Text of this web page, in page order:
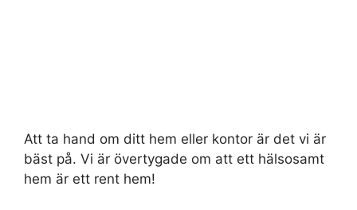
Att ta hand om ditt hem eller kontor är det vi är
bäst på. Vi är övertygade om att ett hälsosamt
hem är ett rent hem!